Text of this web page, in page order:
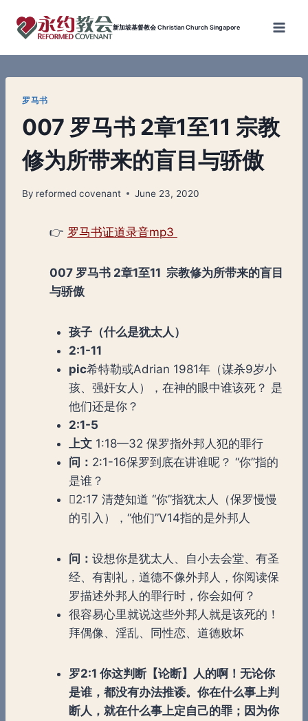
新加坡基督教会 Christian Church Singapore
罗马书
007 罗马书 2章1至11 宗教
修为所带来的盲目与骄傲
By reformed covenant June 23, 2020
👉 罗马书证道录音mp3
007 罗马书 2章1至11 宗教修为所带来的盲目
与骄傲
孩子（什么是犹太人）
2:1-11
pic希特勒或Adrian 1981年（谋杀9岁小
孩、强奸女人），在神的眼中谁该死？ 是
他们还是你？
2:1-5
上文 1:18—32 保罗指外邦人犯的罪行
问： 2:1-16保罗到底在讲谁呢？ “你”指的
是谁？
2:17 清楚知道 “你”指犹太人（保罗慢慢
的引入），“他们”V14指的是外邦人
问： 设想你是犹太人、自小去会堂、有圣
经、有割礼，道德不像外邦人，你阅读保
罗描述外邦人的罪行时，你会如何？
很容易心里就说这些外邦人就是该死的！
拜偶像、淫乱、同性恋、道德败坏
罗2:1 你这判断【论断】人的啊！无论你
是谁，都没有办法推诿。你在什么事上判
断人，就在什么事上定自己的罪；因为你